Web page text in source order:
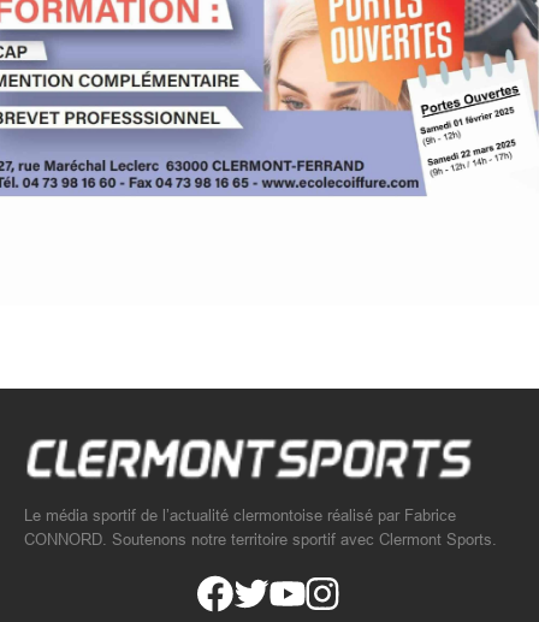
Le média sportif de l’actualité clermontoise réalisé par Fabrice
CONNORD. Soutenons notre territoire sportif avec Clermont Sports.